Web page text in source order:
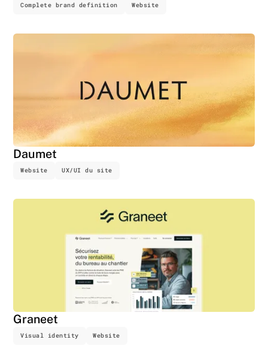
Complete brand definition Website
Daumet
Website UX/UI du site
Graneet
Visual identity Website